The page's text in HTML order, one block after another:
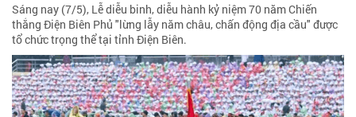
Sáng nay (7/5), Lễ diễu binh, diễu hành kỷ niệm 70 năm Chiến
thắng Điện Biên Phủ "lừng lẫy năm châu, chấn động địa cầu" được
tổ chức trọng thể tại tỉnh Điện Biên.